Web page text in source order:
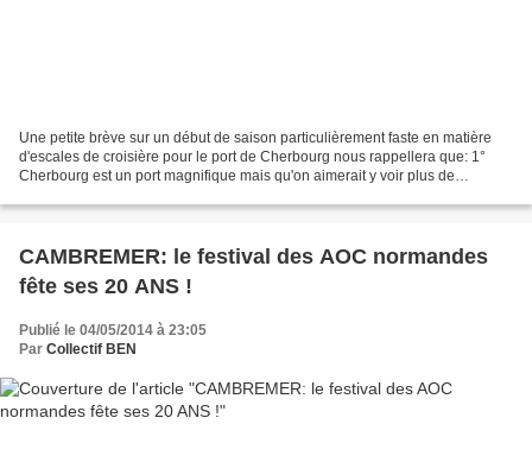
Une petite brève sur un début de saison particulièrement faste en matière
d'escales de croisière pour le port de Cherbourg nous rappellera que: 1°
Cherbourg est un port magnifique mais qu'on aimerait y voir plus de
CAMBREMER: le festival des AOC normandes
fête ses 20 ANS !
Publié le 04/05/2014 à 23:05
Par Collectif BEN